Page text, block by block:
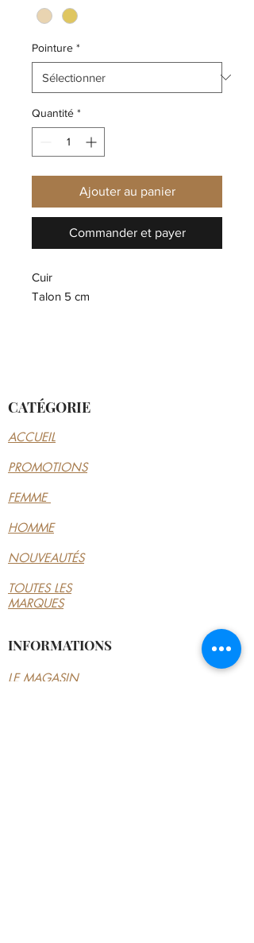
Pointure *
Quantité *
Ajouter au panier
Commander et payer
Cuir
Talon 5 cm
CATÉGORIE
ACCUEIL
PROMOTIONS
FEMME
HOMME
NOUVEAUTÉS
TOUTES LES
MARQUES
INFORMATIONS
LE MAGASIN